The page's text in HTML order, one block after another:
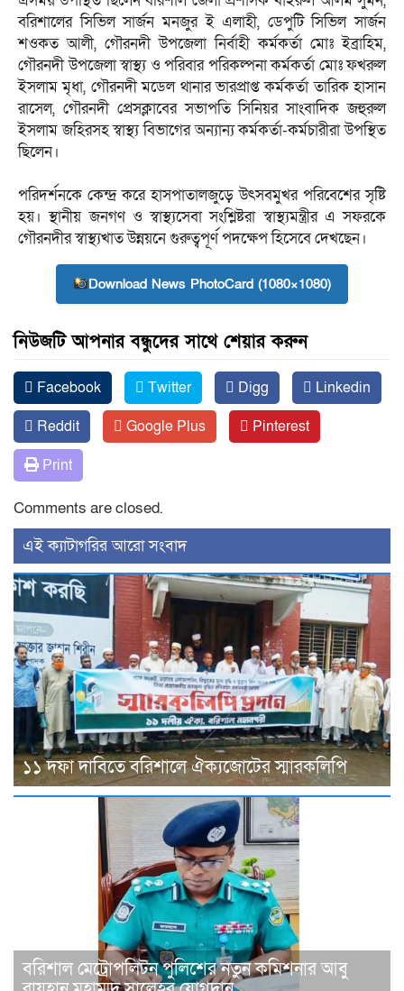
বরিশালের সিভিল সার্জন মনজুর ই এলাহী, ডেপুটি সিভিল সার্জন
শওকত আলী, গৌরনদী উপজেলা নির্বাহী কর্মকর্তা মোঃ ইব্রাহিম,
গৌরনদী উপজেলা স্বাস্থ্য ও পরিবার পরিকল্পনা কর্মকর্তা মোঃ ফখরুল
ইসলাম মৃধা, গৌরনদী মডেল থানার ভারপ্রাপ্ত কর্মকর্তা তারিক হাসান
রাসেল, গৌরনদী প্রেসক্লাবের সভাপতি সিনিয়র সাংবাদিক জহুরুল
ইসলাম জহিরসহ স্বাস্থ্য বিভাগের অন্যান্য কর্মকর্তা-কর্মচারীরা উপস্থিত
ছিলেন।
‎পরিদর্শনকে কেন্দ্র করে হাসপাতালজুড়ে উৎসবমুখর পরিবেশের সৃষ্টি
হয়। স্থানীয় জনগণ ও স্বাস্থ্যসেবা সংশ্লিষ্টরা স্বাস্থ্যমন্ত্রীর এ সফরকে
গৌরনদীর স্বাস্থ্যখাত উন্নয়নে গুরুত্বপূর্ণ পদক্ষেপ হিসেবে দেখছেন।
Download News PhotoCard (1080×1080)
নিউজটি আপনার বন্ধুদের সাথে শেয়ার করুন
Facebook Twitter Digg
Linkedin
Reddit
Google Plus
Pinterest
Print
Comments are closed.
‍এই ক্যাটাগরির ‍আরো সংবাদ
১১ দফা দাবিতে বরিশালে ঐক্যজোটের স্মারকলিপি
বরিশাল মেট্রোপলিটন পুলিশের নতুন কমিশনার আবু